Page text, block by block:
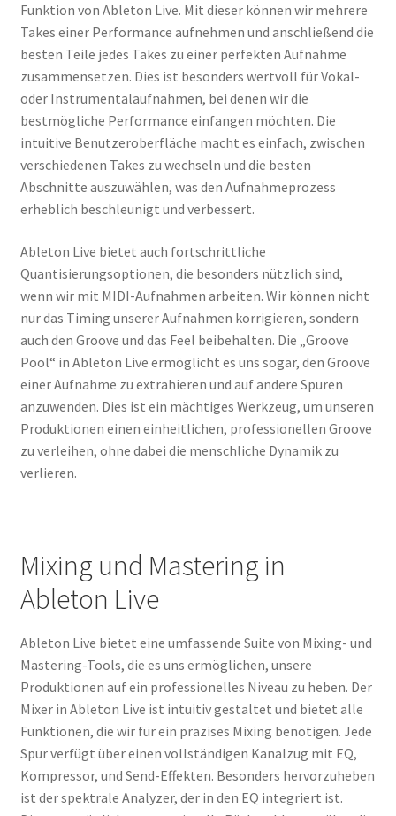
Funktion von Ableton Live. Mit dieser können wir mehrere
Takes einer Performance aufnehmen und anschließend die
besten Teile jedes Takes zu einer perfekten Aufnahme
zusammensetzen. Dies ist besonders wertvoll für Vokal-
oder Instrumentalaufnahmen, bei denen wir die
bestmögliche Performance einfangen möchten. Die
intuitive Benutzeroberfläche macht es einfach, zwischen
verschiedenen Takes zu wechseln und die besten
Abschnitte auszuwählen, was den Aufnahmeprozess
erheblich beschleunigt und verbessert.
Ableton Live bietet auch fortschrittliche
Quantisierungsoptionen, die besonders nützlich sind,
wenn wir mit MIDI-Aufnahmen arbeiten. Wir können nicht
nur das Timing unserer Aufnahmen korrigieren, sondern
auch den Groove und das Feel beibehalten. Die „Groove
Pool“ in Ableton Live ermöglicht es uns sogar, den Groove
einer Aufnahme zu extrahieren und auf andere Spuren
anzuwenden. Dies ist ein mächtiges Werkzeug, um unseren
Produktionen einen einheitlichen, professionellen Groove
zu verleihen, ohne dabei die menschliche Dynamik zu
verlieren.
Mixing und Mastering in
Ableton Live
Ableton Live bietet eine umfassende Suite von Mixing- und
Mastering-Tools, die es uns ermöglichen, unsere
Produktionen auf ein professionelles Niveau zu heben. Der
Mixer in Ableton Live ist intuitiv gestaltet und bietet alle
Funktionen, die wir für ein präzises Mixing benötigen. Jede
Spur verfügt über einen vollständigen Kanalzug mit EQ,
Kompressor, und Send-Effekten. Besonders hervorzuheben
ist der spektrale Analyzer, der in den EQ integriert ist.